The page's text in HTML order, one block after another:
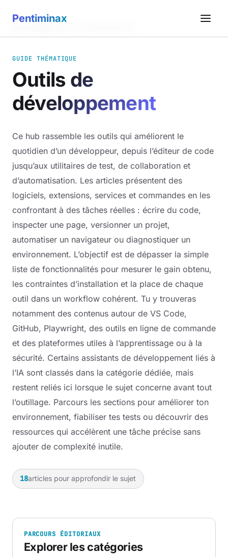
Pentiminax
GUIDE THÉMATIQUE
Outils de
développement
Ce hub rassemble les outils qui améliorent le
quotidien d’un développeur, depuis l’éditeur de code
jusqu’aux utilitaires de test, de collaboration et
d’automatisation. Les articles présentent des
logiciels, extensions, services et commandes en les
confrontant à des tâches réelles : écrire du code,
inspecter une page, versionner un projet,
automatiser un navigateur ou diagnostiquer un
environnement. L’objectif est de dépasser la simple
liste de fonctionnalités pour mesurer le gain obtenu,
les contraintes d’installation et la place de chaque
outil dans un workflow cohérent. Tu y trouveras
notamment des contenus autour de VS Code,
GitHub, Playwright, des outils en ligne de commande
et des plateformes utiles à l’apprentissage ou à la
sécurité. Certains assistants de développement liés à
l’IA sont classés dans la catégorie dédiée, mais
restent reliés ici lorsque le sujet concerne avant tout
l’outillage. Parcours les sections pour améliorer ton
environnement, fiabiliser tes tests ou découvrir des
ressources qui accélèrent une tâche précise sans
ajouter de complexité inutile.
18articles pour approfondir le sujet
PARCOURS ÉDITORIAUX
Explorer les catégories